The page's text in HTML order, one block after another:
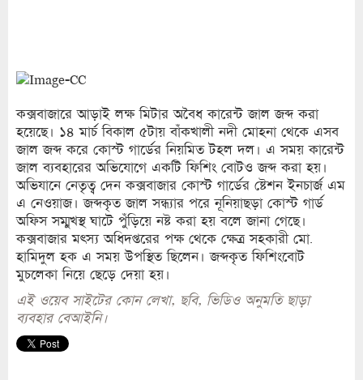
কক্সবাজারে আড়াই লক্ষ মিটার অবৈধ কারেন্ট জাল জব্দ করা
হয়েছে। ১৪ মার্চ বিকাল ৫টায় বাঁকখালী নদী মোহনা থেকে এসব
জাল জব্দ করে কোস্ট গার্ডের নিয়মিত টহল দল। এ সময় কারেন্ট
জাল ব্যবহারের অভিযোগে একটি ফিশিং বোটও জব্দ করা হয়।
অভিযানে নেতৃত্ব দেন কক্সবাজার কোস্ট গার্ডের ষ্টেশন ইনচার্জ এম
এ নেওয়াজ। জব্দকৃত জাল সন্ধ্যার পরে নূনিয়াছড়া কোস্ট গার্ড
অফিস সম্মুখস্থ ঘাটে পুঁড়িয়ে নষ্ট করা হয় বলে জানা গেছে।
কক্সবাজার মৎস্য অধিদপ্তরের পক্ষ থেকে ক্ষেত্র সহকারী মো.
হামিদুল হক এ সময় উপস্থিত ছিলেন। জব্দকৃত ফিশিংবোট
মুচলেকা নিয়ে ছেড়ে দেয়া হয়।
এই ওয়েব সাইটের কোন লেখা, ছবি, ভিডিও অনুমতি ছাড়া
ব্যবহার বেআইনি।